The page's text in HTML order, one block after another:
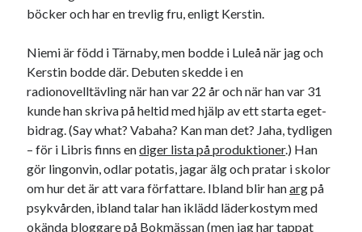
böcker och har en trevlig fru, enligt Kerstin.
Niemi är född i Tärnaby, men bodde i Luleå när jag och
Kerstin bodde där. Debuten skedde i en
radionovelltävling när han var 22 år och när han var 31
kunde han skriva på heltid med hjälp av ett starta eget-
bidrag. (Say what? Vabaha? Kan man det? Jaha, tydligen
– för i Libris finns endiger lista på produktioner.) Han
gör lingonvin, odlar potatis, jagar älg och pratar i skolor
om hur det är att vara författare. Ibland blir hanargpå
psykvården, ibland talar han iklädd läderkostym med
okända bloggare på Bokmässan (men jag har tappat